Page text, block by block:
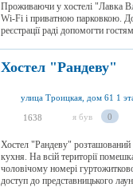
Проживаючи у хостелі "Лавка
Wi-Fi і приватною парковкою.
реєстрації раді допомогти
Хостел "Рандеву"
улица Троицкая, дом 61 1
1638 я був 0
Хостел "Рандеву" розташований
кухня. На всій території
чоловічому номері
доступ до представницького